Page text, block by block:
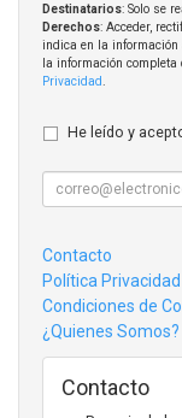
Destinatarios: Solo se
Derechos: Acceder,
indica en la información
la información completa
Privacidad
He leído y
Contacto
Política Privacidad
Condiciones de
¿Quienes Somos?
Contacto